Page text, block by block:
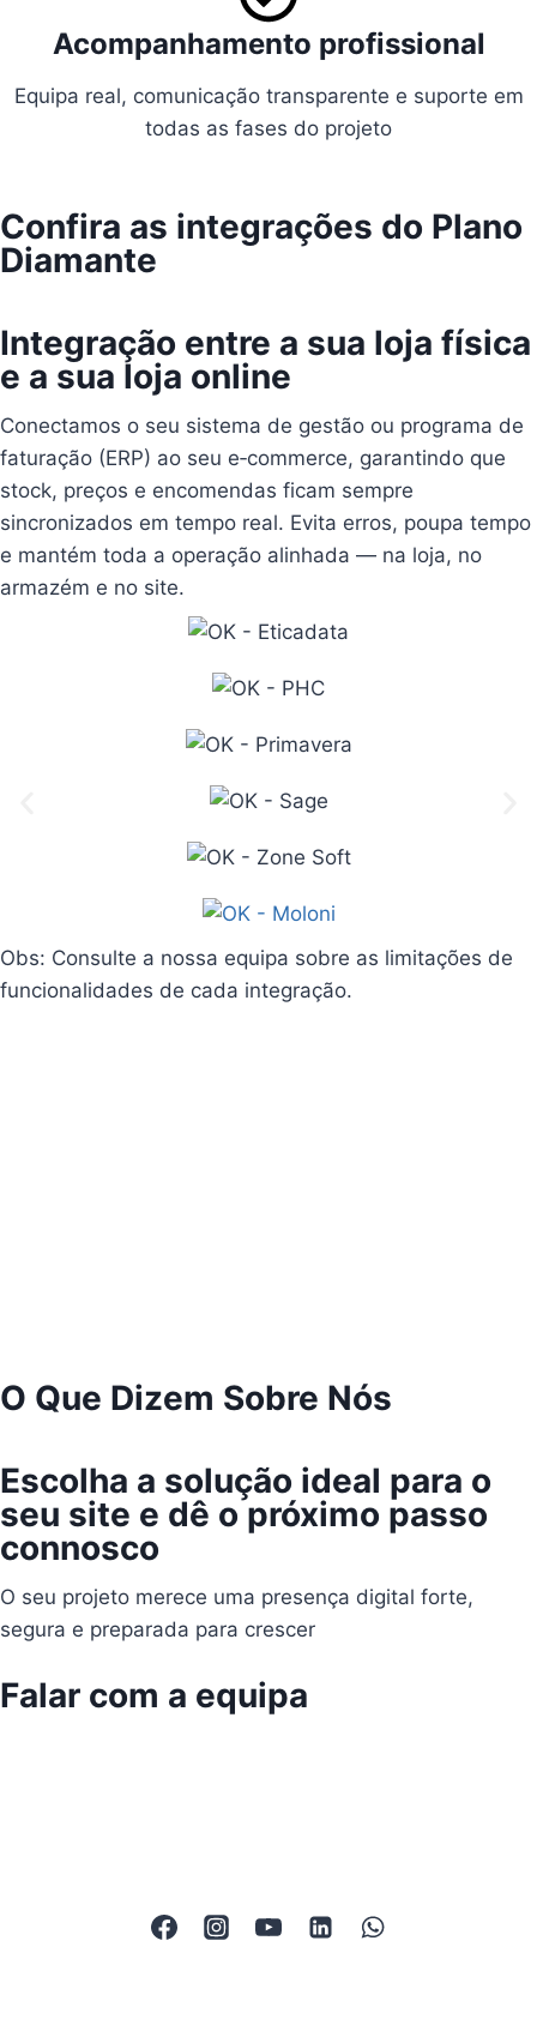
Acompanhamento profissional
Equipa real, comunicação transparente e suporte em
todas as fases do projeto
Confira as integrações do Plano
Diamante
Integração entre a sua loja física
e a sua loja online
Conectamos o seu sistema de gestão ou programa de
faturação (ERP) ao seu e‑commerce, garantindo que
stock, preços e encomendas ficam sempre
sincronizados em tempo real. Evita erros, poupa tempo
e mantém toda a operação alinhada — na loja, no
armazém e no site.
Obs: Consulte a nossa equipa sobre as limitações de
funcionalidades de cada integração.
O Que Dizem Sobre Nós
Escolha a solução ideal para o
seu site e dê o próximo passo
connosco
O seu projeto merece uma presença digital forte,
segura e preparada para crescer
Falar com a equipa